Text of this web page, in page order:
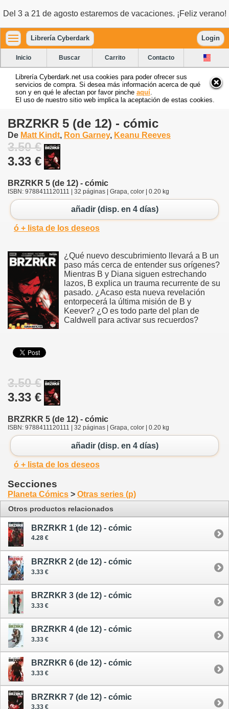
Del 3 a 21 de agosto estaremos de vacaciones. ¡Feliz verano!
Librería Cyberdark Login
Inicio Buscar Carrito Contacto
Librería Cyberdark.net usa cookies para poder ofrecer sus
servicios de compra. Si desea más información acerca de qué
son y en qué le afectan por favor pinche aquí
El uso de nuestro sitio web implica la aceptación de estas cookies.
BRZRKR 5 (de 12) - cómic
De Matt Kindt, Ron Garney, Keanu Reeves
3.50 €
3.33 €
BRZRKR 5 (de 12) - cómic
ISBN: 9788411120111 | 32 páginas | Grapa, color | 0.20 kg
añadir (disp. en 4 días)
ó + lista de los deseos
¿Qué nuevo descubrimiento llevará a B un
paso más cerca de entender sus orígenes?
Mientras B y Diana siguen estrechando
lazos, B explica un trauma recurrente de su
pasado. ¿Acaso esta nueva revelación
entorpecerá la última misión de B y
Keever? ¿O es todo parte del plan de
Caldwell para activar sus recuerdos?
3.50 €
3.33 €
BRZRKR 5 (de 12) - cómic
ISBN: 9788411120111 | 32 páginas | Grapa, color | 0.20 kg
añadir (disp. en 4 días)
ó + lista de los deseos
Secciones
Planeta Cómics > Otras series (p)
Otros productos relacionados
BRZRKR 1 (de 12) - cómic
4.28 €
BRZRKR 2 (de 12) - cómic
3.33 €
BRZRKR 3 (de 12) - cómic
3.33 €
BRZRKR 4 (de 12) - cómic
3.33 €
BRZRKR 6 (de 12) - cómic
3.33 €
BRZRKR 7 (de 12) - cómic
3.33 €